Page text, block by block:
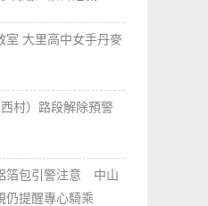
室 大里高中女手丹麥
村）路段解除預警
箔包引警注意 中山
仍提醒專心騎乘